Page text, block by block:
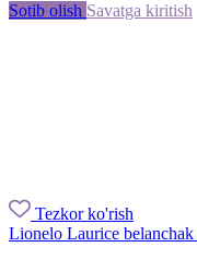
Sotib olish Savatga kiritish
Tezkor ko'rish
Lionelo Laurice